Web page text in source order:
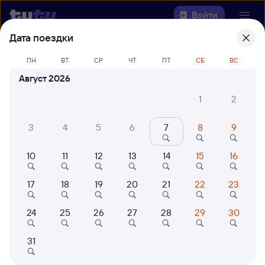
Войти
Выберите день, чтобы найтиж/д
билеты Залари — Мантурово
Куда
Когда
Кто едет
Найти поезда
Дата поездки
ПН ВТ СР ЧТ ПТ СБ ВС
Август 2026
1
2
3 4 5 6 7 8 9
10 11 12 13 14 15 16
17 18 19 20 21 22 23
24 25 26 27 28 29 30
31